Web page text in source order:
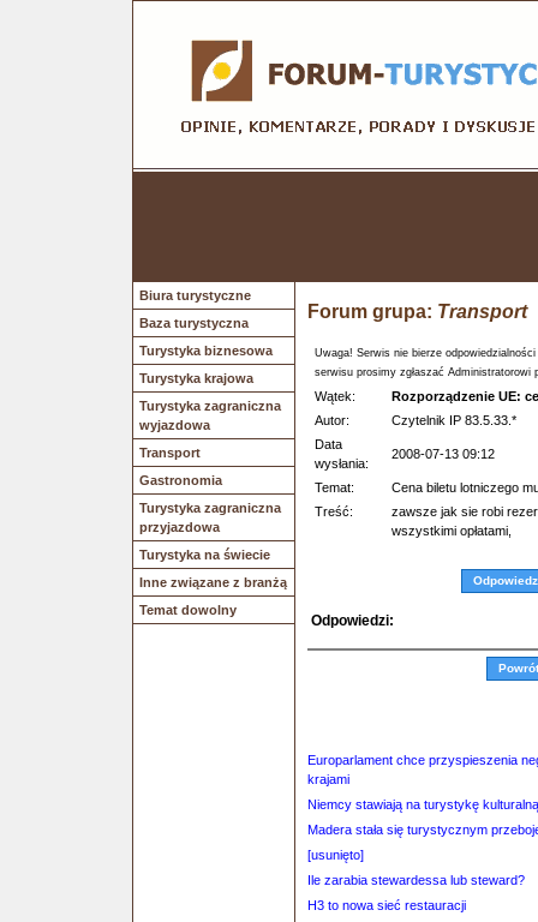
Biura turystyczne
Baza turystyczna
Turystyka biznesowa
Turystyka krajowa
Turystyka zagraniczna
wyjazdowa
Transport
Gastronomia
Turystyka zagraniczna
przyjazdowa
Turystyka na świecie
Inne związane z branżą
Temat dowolny
Forum grupa: Transport
Uwaga! Serwis nie bierze
serwisu prosimy zgłaszać Administratorowi
Wątek:
Rozporządzenie UE:
Autor:
Czytelnik IP 83.5.33.*
Data
wysłania:
2008-07-13 09:12
Temat:
Cena biletu lotniczego
Treść:
zawsze jak sie robi
wszystkimi opłatami,
Odpowiedz
Odpowiedzi:
Europarlament chce przyspieszenia
krajami
Niemcy stawiają na turystykę
Madera stała się turystycznym
[usunięto]
Ile zarabia stewardessa lub steward?
H3 to nowa sieć restauracji